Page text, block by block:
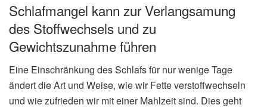
Schlafmangel kann zur Verlangsamung
des Stoffwechsels und zu
Gewichtszunahme führen
Eine Einschränkung des Schlafs für nur wenige Tage
ändert die Art und Weise, wie wir Fette verstoffwechseln
und wie zufrieden wir mit einer Mahlzeit sind. Dies geht